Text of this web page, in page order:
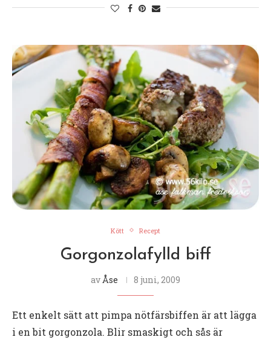
Kött Recept
Gorgonzolafylld biff
av Åse 8 juni, 2009
Ett enkelt sätt att pimpa nötfärsbiffen är att lägga
i en bit gorgonzola. Blir smaskigt och sås är